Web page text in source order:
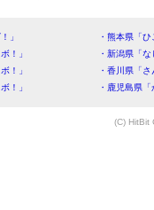
」
・熊本県「
！」
・新潟県「
！」
・香川県「
！」
・鹿児島県
(C) HitBit